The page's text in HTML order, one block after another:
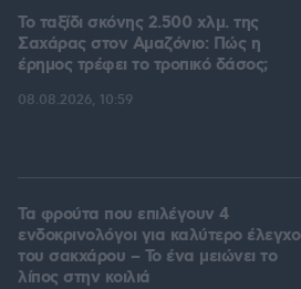
Το ταξίδι σκόνης 2.500 χλμ. της
Σαχάρας στον Αμαζόνιο: Πώς η
έρημος τρέφει το τροπικό δάσος;
08.08.2026, 10:59
Τα φρούτα που επιλέγουν 4
ενδοκρινολόγοι για καλύτερο έλεγχο
του σακχάρου – Το ένα μειώνει το
λίπος στην κοιλιά